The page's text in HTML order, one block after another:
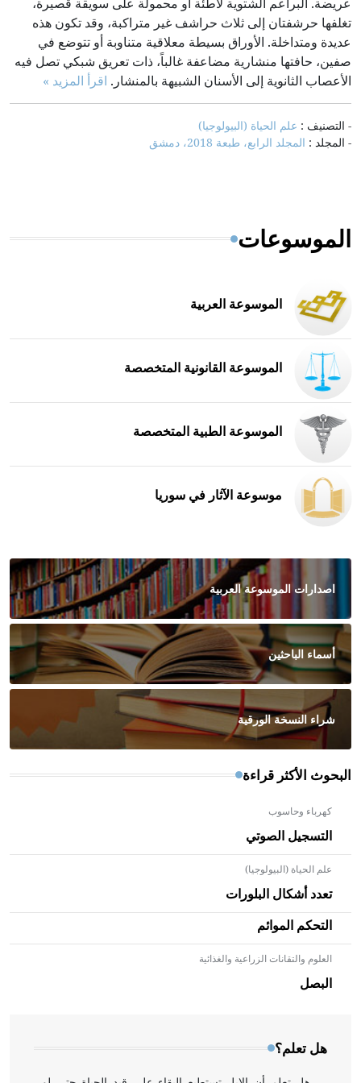
تغلفها حرشفتان إلى ثلاث حراشف غير متراكبة، وقد تكون هذه
عديدة ومتداخلة. الأوراق بسيطة معلاقية متناوبة أو تتوضع في
صفين، حافتها منشارية مضاعفة غالباً، ذات تعريق شبكي تصل فيه
الأعصاب الثانوية إلى الأسنان الشبيهة بالمنشار. اقرأ المزيد »
- التصنيف : علم الحياة (البيولوجيا)
- المجلد : المجلد الرابع، طبعة 2018، دمشق
الموسوعات
الموسوعة العربية
الموسوعة القانونية المتخصصة
الموسوعة الطبية المتخصصة
موسوعة الآثار في سوريا
اصدارات الموسوعة العربية
أسماء الباحثين
شراء النسخة الورقية
البحوث الأكثر قراءة
كهرباء وحاسوب
التسجيل الصوتي
علم الحياة (البيولوجيا)
تعدد أشكال البلورات
التحكم الموائم
العلوم والتقانات الزراعية والغذائية
البصل
هل تعلم؟
- هل تعلم أن الأبلق نوع من الفنون الهندسية التي ارتبطت
بالعمارة الإسلامية في بلاد الشام ومصر خاصة، حيث يحرص
المعمار على بناء مداميكه وخاصة في الواجهات